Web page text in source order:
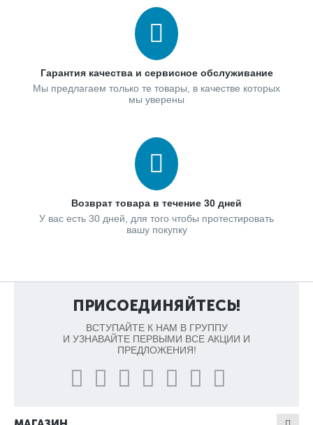
Гарантия качества и сервисное обслуживание
Мы предлагаем только те товары, в качестве которых
мы уверены
Возврат товара в течение 30 дней
У вас есть 30 дней, для того чтобы протестировать
вашу покупку
ПРИСОЕДИНЯЙТЕСЬ!
ВСТУПАЙТЕ К НАМ В ГРУППУ
И УЗНАВАЙТЕ ПЕРВЫМИ ВСЕ АКЦИИ И
ПРЕДЛОЖЕНИЯ!